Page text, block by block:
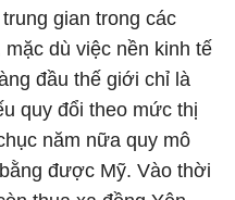
gian trong các
dù việc nền kinh tế
đầu thế giới chỉ là
quy đổi theo mức thị
năm nữa quy mô
được Mỹ. Vào thời